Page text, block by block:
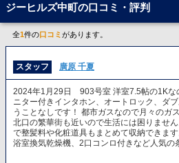
ジーヒルズ中町の口コミ・評判
全1件の口コミ があります。
スタッフ 廣原 千夏
2024年1月29日 903号室 洋室7.5帖の1Kな
ニター付きインタホン、オートロック、ダ
うことなしです！ 都市ガスなので月々のガ
北口の繁華街も近いので生活には困りませ
で整髪料や化粧道具もまとめて収納できま
浴室換気乾燥機、2口コンロ付きなど人気の